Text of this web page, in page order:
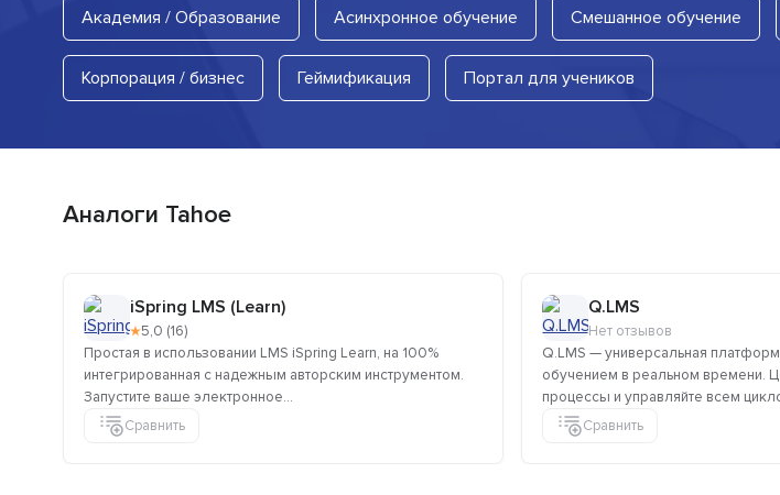
Академия / Образование Асинхронное обучение Смешанное обучение
Корпорация / бизнес Геймификация Портал для учеников
Аналоги Tahoe
iSpring LMS (Learn)
★5,0 (16)
Простая в использовании LMS iSpring Learn, на 100%
интегрированная с надежным авторским инструментом.
Запустите ваше электронное...
Сравнить
Q.LMS
Нет отзывов
Q.LMS — универсальная
обучением в реальном времени.
процессы и управляйте всем
Сравнить